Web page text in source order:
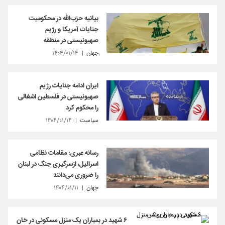
بیانیه حزب‌الله در محکومیت
جنایات آمریکا و رژیم
صهیونیستی در منطقه
جهان ۱۴۰۴/۰۱/۱۴
ایران ادامه جنایات رژیم
صهیونیستی در فلسطین اشغالی
را محکوم کرد
سیاست ۱۴۰۴/۰۱/۱۴
رسانه عبری: مقامات نظامی
اسرائیل، ازسرگیری جنگ در لبنان
را ضروری می‌دانند
جهان ۱۴۰۴/۰۱/۱۱
۶ شهید در بمباران یک منزل مسکونی در خان